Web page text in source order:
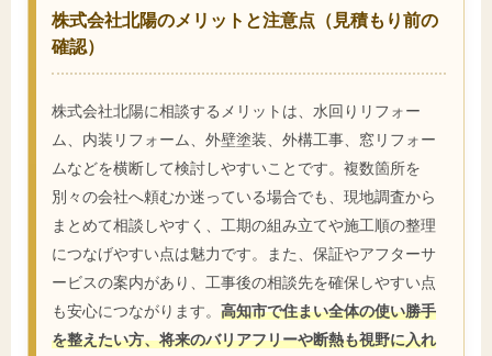
株式会社北陽のメリットと注意点（見積もり前の
確認）
株式会社北陽に相談するメリットは、水回りリフォー
ム、内装リフォーム、外壁塗装、外構工事、窓リフォー
ムなどを横断して検討しやすいことです。複数箇所を
別々の会社へ頼むか迷っている場合でも、現地調査から
まとめて相談しやすく、工期の組み立てや施工順の整理
につなげやすい点は魅力です。また、保証やアフターサ
ービスの案内があり、工事後の相談先を確保しやすい点
も安心につながります。 高知市で住まい全体の使い勝手
を整えたい方、将来のバリアフリーや断熱も視野に入れ